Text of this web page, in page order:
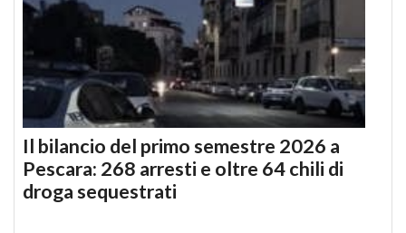
Il bilancio del primo semestre 2026 a
Pescara: 268 arresti e oltre 64 chili di
droga sequestrati